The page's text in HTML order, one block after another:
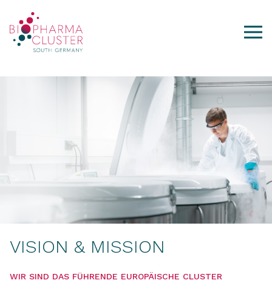
VISION & MISSION
WIR SIND DAS FÜHRENDE EUROPÄISCHE CLUSTER